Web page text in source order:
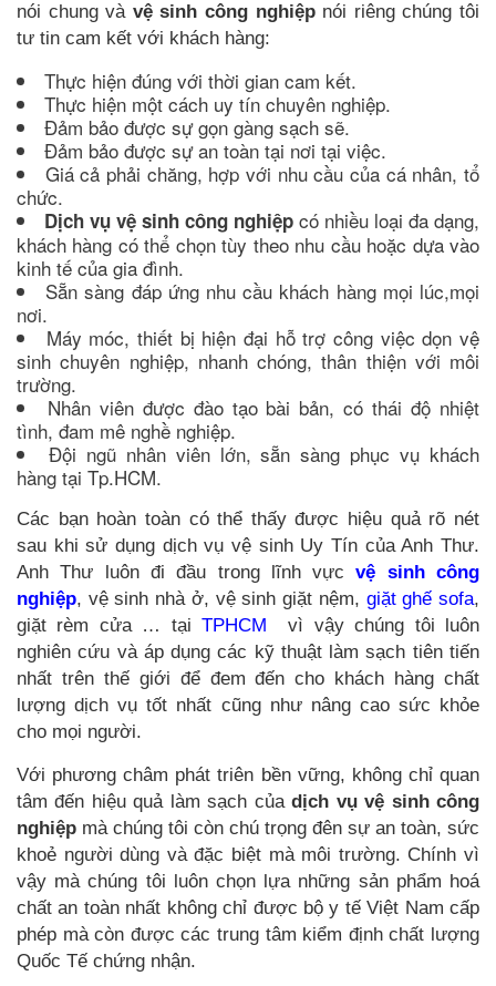
nói chung và vệ sinh công nghiệpnói riêng chúng tôi
tư tin cam kết với khách hàng:
Thực hiện đúng với thời gian cam kết.
Thực hiện một cách uy tín chuyên nghiệp.
Đảm bảo được sự gọn gàng sạch sẽ.
Đảm bảo được sự an toàn tại nơi tại việc.
Giá cả phải chăng, hợp với nhu cầu của cá nhân, tổ
chức.
Dịch vụ vệ sinh công nghiệp có nhiều loại đa dạng,
khách hàng có thể chọn tùy theo nhu cầu hoặc dựa vào
kinh tế của gia đình.
Sẵn sàng đáp ứng nhu cầu khách hàng mọi lúc,mọi
nơi.
Máy móc, thiết bị hiện đại hỗ trợ công việc dọn vệ
sinh chuyên nghiệp, nhanh chóng, thân thiện với môi
trường.
Nhân viên được đào tạo bài bản, có thái độ nhiệt
tình, đam mê nghề nghiệp.
Đội ngũ nhân viên lớn, sẵn sàng phục vụ khách
hàng tại Tp.HCM.
Các bạn hoàn toàn có thể thấy được hiệu quả rõ nét
sau khi sử dụng dịch vụ vệ sinh Uy Tín của Anh Thư.
Anh Thư luôn đi đầu trong lĩnh vực
vệ sinh công
nghiệp, vệ sinh nhà ở, vệ sinh giặt nệm, giặt ghế sofa,
giặt rèm cửa … tạiTPHCM
vì vậy chúng tôi luôn
nghiên cứu và áp dụng các kỹ thuật làm sạch tiên tiến
nhất trên thế giới để đem đến cho khách hàng chất
lượng dịch vụ tốt nhất cũng như nâng cao sức khỏe
cho mọi người.
Với phương châm phát triên bền vững, không chỉ quan
tâm đến hiệu quả làm sạch củadịch vụ vệ sinh công
nghiệp mà chúng tôi còn chú trọng đên sự an toàn, sức
khoẻ người dùng và đặc biệt mà môi trường. Chính vì
vậy mà chúng tôi luôn chọn lựa những sản phẩm hoá
chất an toàn nhất không chỉ được bộ y tế Việt Nam cấp
phép mà còn được các trung tâm kiểm định chất lượng
Quốc Tế chứng nhận.